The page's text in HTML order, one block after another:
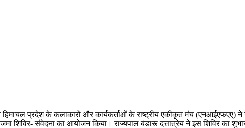
प्रदेश के कलाकारों और कार्यकर्ताओं के राष्ट्रीय एकीकृत मंच (एनआईएफएए) ने
संवेदना का आयोजन किया। राज्यपाल बंडारू दत्तात्रेय ने इस शिविर का